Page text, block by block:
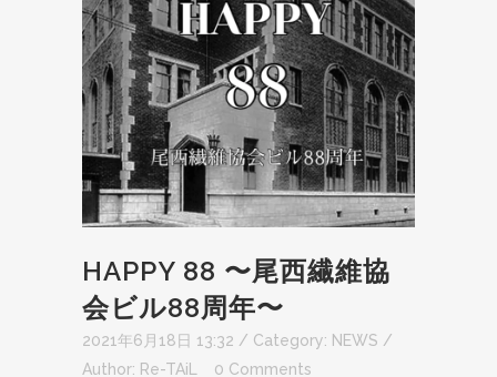
HAPPY 88 〜尾西繊維協
会ビル88周年〜
2021年6月18日 13:32 / Category: NEWS /
Author: Re-TAiL 0 Comments